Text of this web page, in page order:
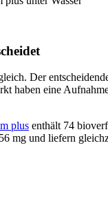
Der
haben eine
plus enthält 74
mg und liefern